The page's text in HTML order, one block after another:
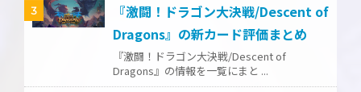
3
『激闘！ドラゴン大決戦/Descent of
Dragons』の新カード評価まとめ
『激闘！ドラゴン大決戦/Descent of
Dragons』の情報を一覧にまと ...